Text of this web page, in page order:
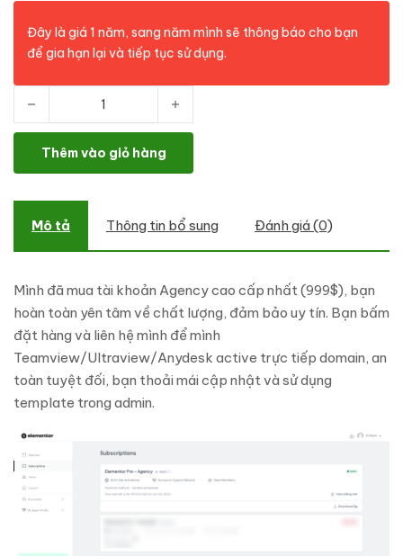
Đây là giá 1 năm, sang năm mình sẽ thông báo cho bạn
để gia hạn lại và tiếp tục sử dụng.
Thêm vào giỏ hàng
Mô tả Thông tin bổ sung Đánh giá (0)
Mình đã mua tài khoản Agency cao cấp nhất (999$), bạn
hoàn toàn yên tâm về chất lượng, đảm bảo uy tín. Bạn bấm
đặt hàng và liên hệ mình để mình
Teamview/Ultraview/Anydesk active trực tiếp domain, an
toàn tuyệt đối, bạn thoải mái cập nhật và sử dụng
template trong admin.